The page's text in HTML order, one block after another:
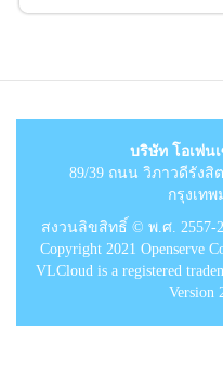
บริษัท โอเพ่น
89/39 ถนน วิภาวดีรัง
กรุงเท
สงวนลิขสิทธิ์ © พ.ศ. 2557-
Copyright 2021 Openserve
VLCloud is a registered
Version